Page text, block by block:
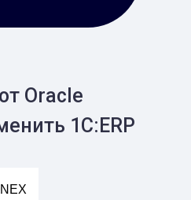
Oracle
1С:ERP